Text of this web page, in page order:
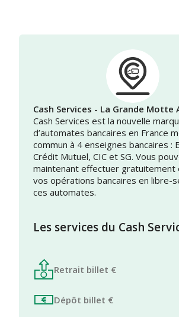
Cash Services - La Grande Motte
Cash Services est la nouvelle
d’automates bancaires en France
commun à 4 enseignes bancaires :
Crédit Mutuel, CIC et SG. Vous
maintenant effectuer gratuitement
vos opérations bancaires en libre-
ces automates.
Les services du Cash
Retrait billet €
Dépôt billet €